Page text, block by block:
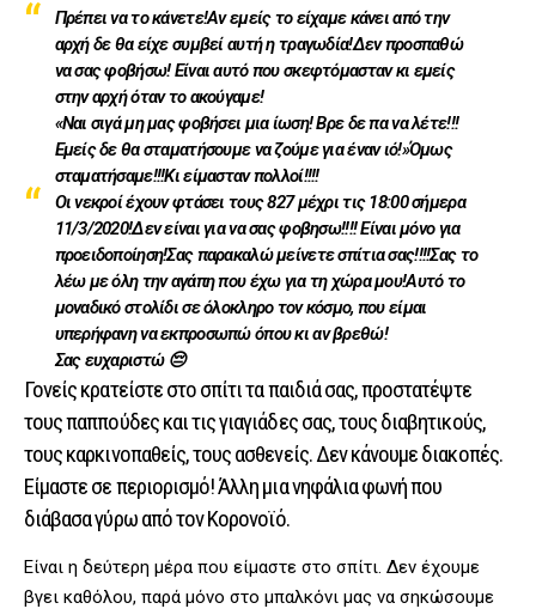
Πρέπει να το κάνετε!Αν εμείς το είχαμε κάνει από την
αρχή δε θα είχε συμβεί αυτή η τραγωδία!Δεν προσπαθώ
να σας φοβήσω! Είναι αυτό που σκεφτόμασταν κι εμείς
στην αρχή όταν το ακούγαμε!
«Ναι σιγά μη μας φοβήσει μια ίωση! Βρε δε πα να λέτε!!!
Εμείς δε θα σταματήσουμε να ζούμε για έναν ιό!»Όμως
σταματήσαμε!!!Κι είμασταν πολλοί!!!!
Οι νεκροί έχουν φτάσει τους 827 μέχρι τις 18:00 σήμερα
11/3/2020!Δεν είναι για να σας φοβησω!!!! Είναι μόνο για
προειδοποίηση!Σας παρακαλώ μείνετε σπίτια σας!!!!Σας το
λέω με όλη την αγάπη που έχω για τη χώρα μου!Αυτό το
μοναδικό στολίδι σε όλοκληρο τον κόσμο, που είμαι
υπερήφανη να εκπροσωπώ όπου κι αν βρεθώ!
Σας ευχαριστώ 😔
Γονείς κρατείστε στο σπίτι τα παιδιά σας, προστατέψτε
τους παππούδες και τις γιαγιάδες σας, τους διαβητικούς,
τους καρκινοπαθείς, τους ασθενείς. Δεν κάνουμε διακοπές.
Είμαστε σε περιορισμό! Άλλη μια νηφάλια φωνή που
διάβασα γύρω από τον Κορονοϊό.
Είναι η δεύτερη μέρα που είμαστε στο σπίτι. Δεν έχουμε
βγει καθόλου, παρά μόνο στο μπαλκόνι μας να σηκώσουμε